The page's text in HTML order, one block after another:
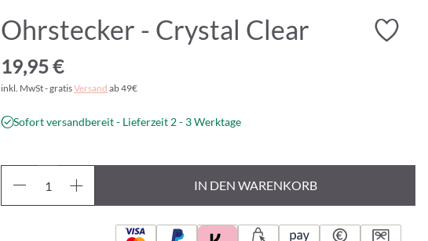
Ohrstecker - Crystal Clear
19,95 €
inkl. MwSt - gratisVersand ab 49€
Sofort versandbereit - Lieferzeit 2 - 3 Werktage
IN DEN WARENKORB